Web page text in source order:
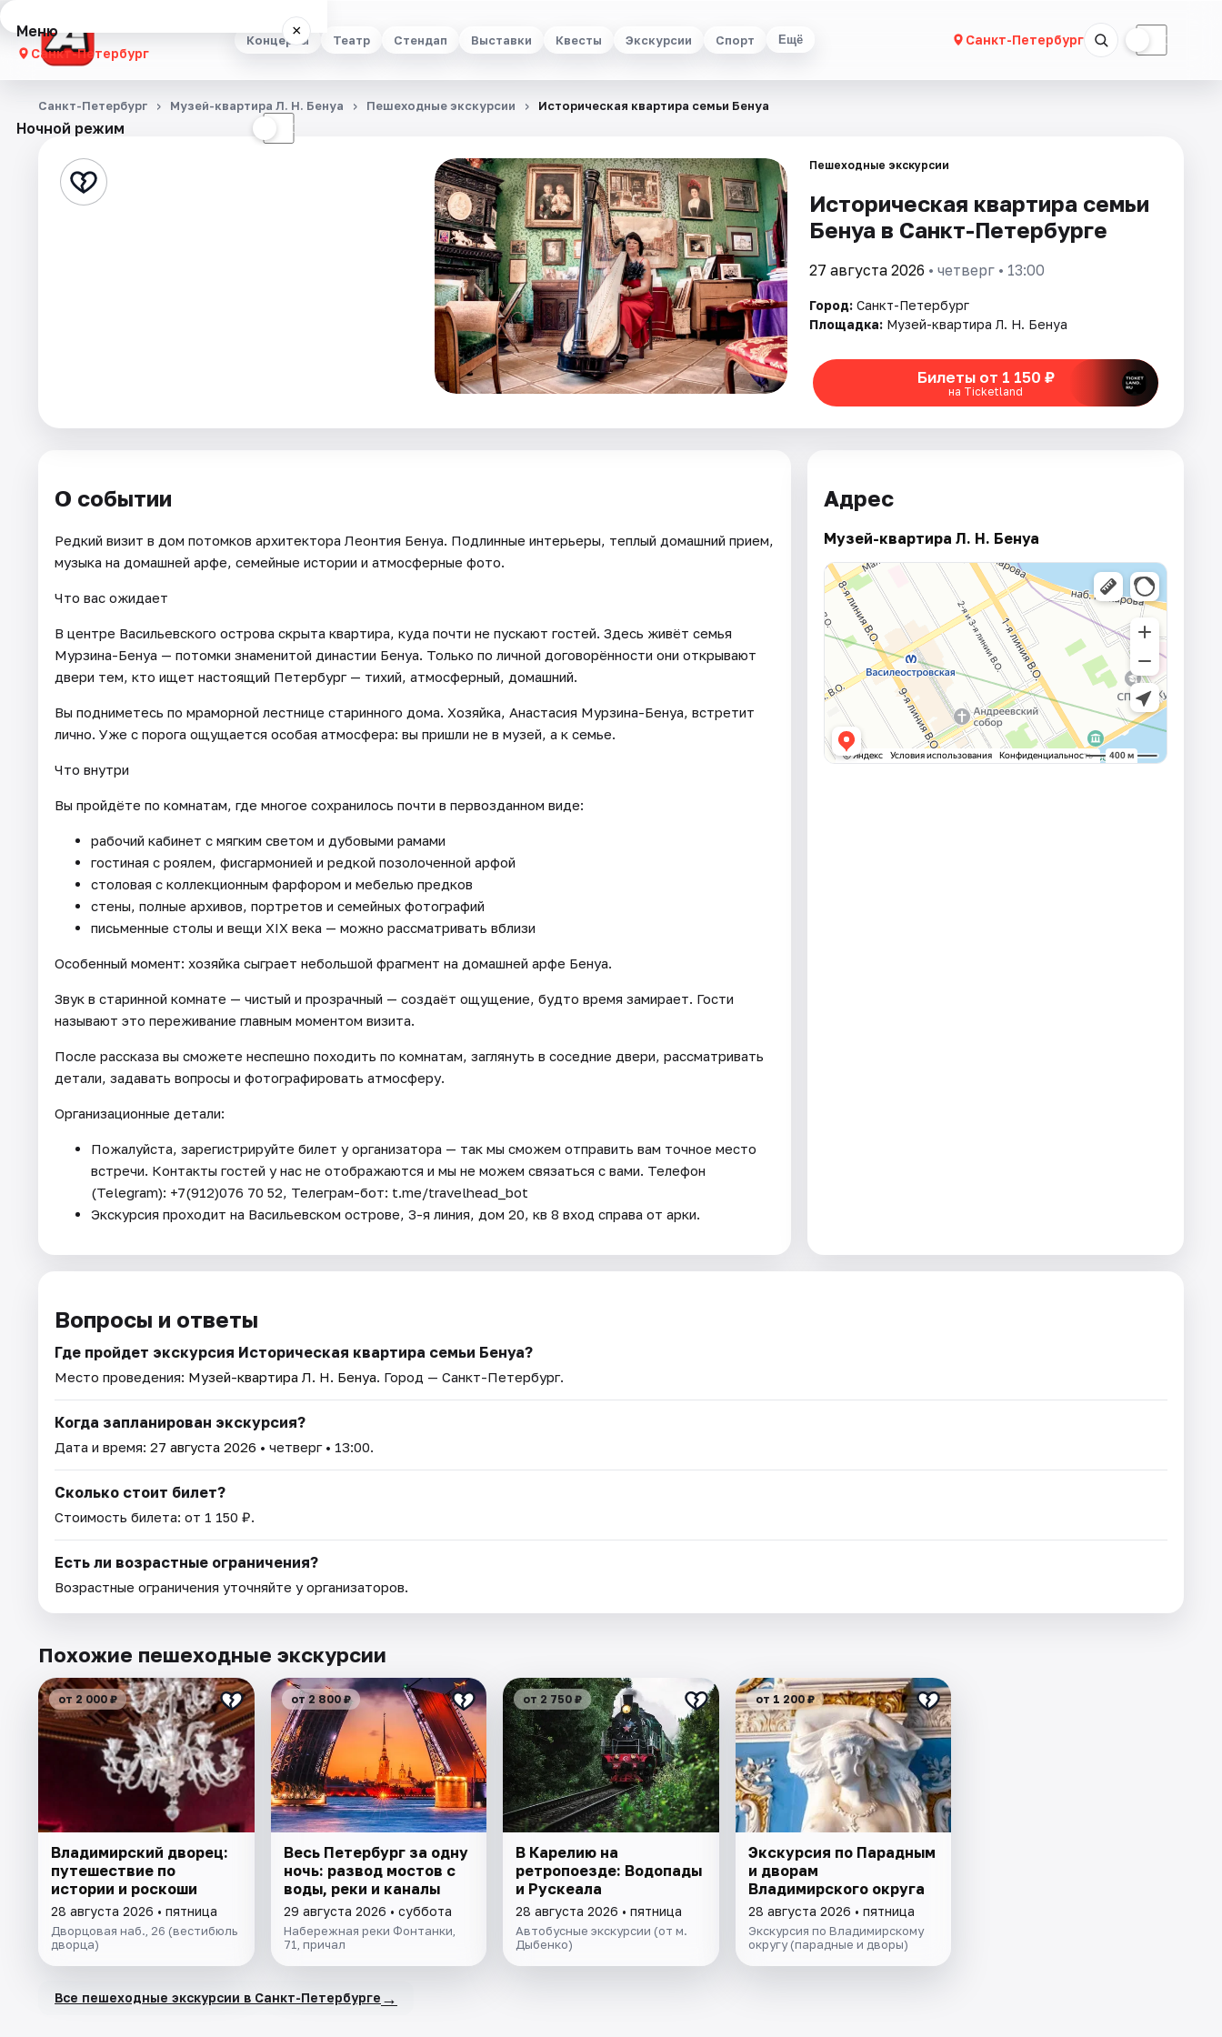
Концерты Театр Стендап Выставки Квесты Экскурсии Спорт Ещё Санкт-Петербург ☾
Меню ×
Санкт-Петербург
Концерты
Стендап
Площадки
Артисты
Ночной режим ☾
Санкт-Петербург Музей-квартира Л. Н. Бенуа Пешеходные экскурсии Историческая квартира семьи Бенуа
Пешеходные экскурсии
Историческая квартира семьи
Бенуа в Санкт-Петербурге
27 августа 2026 • четверг • 13:00
Город: Санкт-Петербург
Площадка: Музей-квартира Л. Н. Бенуа
Билеты от 1 150 ₽
на Ticketland
О событии
Редкий визит в дом потомков архитектора Леонтия Бенуа. Подлинные интерьеры, теплый домашний прием,
музыка на домашней арфе, семейные истории и атмосферные фото.
Что вас ожидает
В центре Васильевского острова скрыта квартира, куда почти не пускают гостей. Здесь живёт семья
Мурзина-Бенуа — потомки знаменитой династии Бенуа. Только по личной договорённости они открывают
двери тем, кто ищет настоящий Петербург — тихий, атмосферный, домашний.
Вы подниметесь по мраморной лестнице старинного дома. Хозяйка, Анастасия Мурзина-Бенуа, встретит
лично. Уже с порога ощущается особая атмосфера: вы пришли не в музей, а к семье.
Что внутри
Вы пройдёте по комнатам, где многое сохранилось почти в первозданном виде:
рабочий кабинет с мягким светом и дубовыми рамами
гостиная с роялем, фисгармонией и редкой позолоченной арфой
столовая с коллекционным фарфором и мебелью предков
стены, полные архивов, портретов и семейных фотографий
письменные столы и вещи XIX века — можно рассматривать вблизи
Особенный момент: хозяйка сыграет небольшой фрагмент на домашней арфе Бенуа.
Звук в старинной комнате — чистый и прозрачный — создаёт ощущение, будто время замирает. Гости
называют это переживание главным моментом визита.
После рассказа вы сможете неспешно походить по комнатам, заглянуть в соседние двери, рассматривать
детали, задавать вопросы и фотографировать атмосферу.
Организационные детали:
Пожалуйста, зарегистрируйте билет у организатора — так мы сможем отправить вам точное место
встречи. Контакты гостей у нас не отображаются и мы не можем связаться с вами. Телефон
(Telegram): +7(912)076 70 52, Телеграм-бот: t.me/travelhead_bot
Экскурсия проходит на Васильевском острове, 3-я линия, дом 20, кв 8 вход справа от арки.
Адрес
Музей-квартира Л. Н. Бенуа
Вопросы и ответы
Где пройдет экскурсия Историческая квартира семьи Бенуа?
Место проведения: Музей-квартира Л. Н. Бенуа. Город — Санкт-Петербург.
Когда запланирован экскурсия?
Дата и время: 27 августа 2026 • четверг • 13:00.
Сколько стоит билет?
Стоимость билета: от 1 150 ₽.
Есть ли возрастные ограничения?
Возрастные ограничения уточняйте у организаторов.
Похожие пешеходные экскурсии
от 2 000 ₽
Владимирский дворец:
путешествие по
истории и роскоши
28 августа 2026 • пятница
Дворцовая наб., 26 (вестибюль
дворца)
от 2 800 ₽
Весь Петербург за одну
ночь: развод мостов с
воды, реки и каналы
29 августа 2026 • суббота
Набережная реки Фонтанки,
71, причал
от 2 750 ₽
В Карелию на
ретропоезде: Водопады
и Рускеала
28 августа 2026 • пятница
Автобусные экскурсии (от м.
Дыбенко)
от 1 200 ₽
Экскурсия по Парадным
и дворам
Владимирского округа
28 августа 2026 • пятница
Экскурсия по Владимирскому
округу (парадные и дворы)
Все пешеходные экскурсии в Санкт-Петербурге →